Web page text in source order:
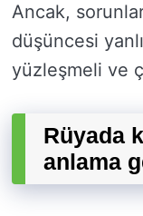
Ancak,
düşüncesi
yüzleşmeli ve
Rüyada
anlama